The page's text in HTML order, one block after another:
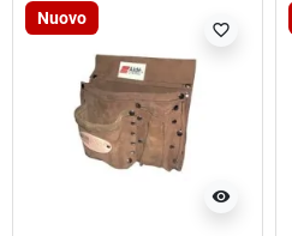
Nuovo
visibility
favorite_border